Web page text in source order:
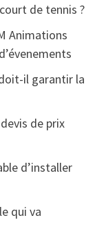
de tennis ?
Animations
il garantir la
de prix
d’installer
qui va